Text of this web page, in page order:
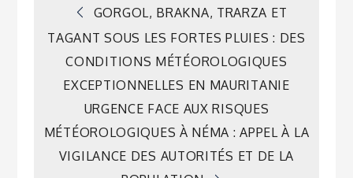
Navigation
de
l’article
GORGOL, BRAKNA, TRARZA ET
TAGANT SOUS LES FORTES PLUIES : DES
CONDITIONS MÉTÉOROLOGIQUES
EXCEPTIONNELLES EN MAURITANIE
URGENCE FACE AUX RISQUES
MÉTÉOROLOGIQUES À NÉMA : APPEL À LA
VIGILANCE DES AUTORITÉS ET DE LA